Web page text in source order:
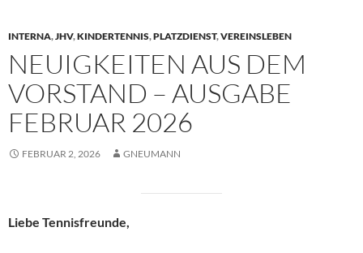
INTERNA,JHV,KINDERTENNIS,PLATZDIENST,VEREINSLEBEN
NEUIGKEITEN AUS DEM
VORSTAND – AUSGABE
FEBRUAR 2026
FEBRUAR 2, 2026 GNEUMANN
Liebe Tennisfreunde,